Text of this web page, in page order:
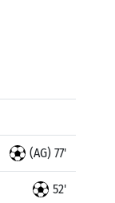
(AG) 77'
52'